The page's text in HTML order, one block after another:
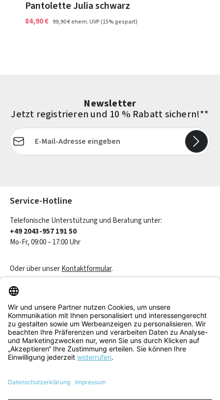
Pantolette Julia schwarz
84,90 € 99,90 €ehem. UVP(15% gespart)
Newsletter
Jetzt registrieren und 10 % Rabatt sichern!**
E-Mail-Adresse*
Service-Hotline
Telefonische Unterstützung und Beratung unter:
+49 2043-957 191 50
Mo-Fr, 09:00 – 17:00 Uhr
Oder über unserKontaktformular.
Service & Beratung
Informationen